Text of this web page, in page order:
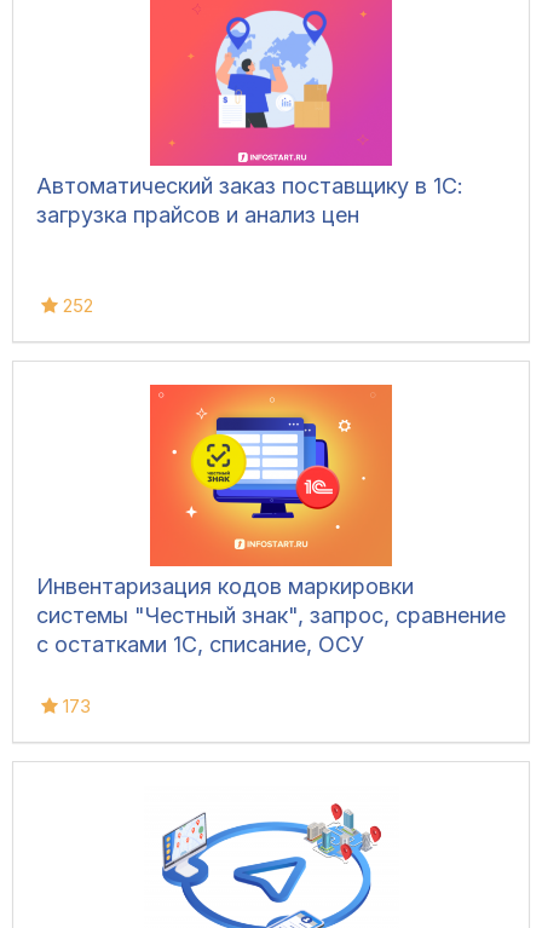
Автоматический заказ поставщику в 1С:
загрузка прайсов и анализ цен
252
Инвентаризация кодов маркировки
системы "Честный знак", запрос, сравнение
с остатками 1С, списание, ОСУ
173